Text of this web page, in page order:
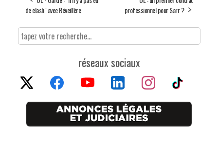
de clash" avec Réveillère
professionnel pour Sarr ?
réseaux sociaux